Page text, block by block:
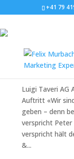
+41 79
Luigi Taveri
vonFelix
Luigi Taveri AG
Auftritt «Wir
geben – denn
verspricht Peter
verspricht hält
&...